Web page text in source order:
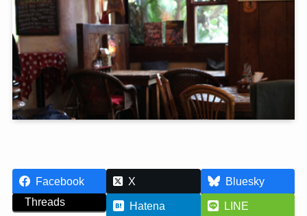
Facebook X
Bluesky
Threads
Hatena
LINE